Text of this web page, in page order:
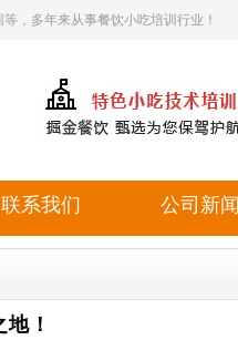
，多年来从事餐饮小吃培训行业！
联系我们 公司新闻
！